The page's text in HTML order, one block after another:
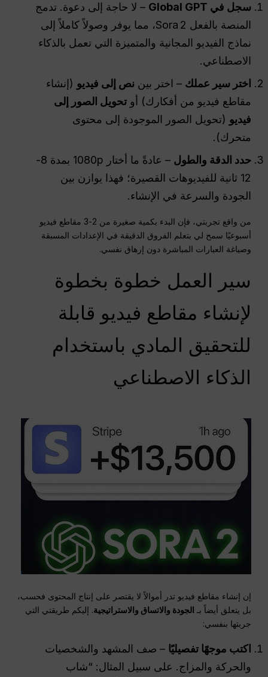
سجل في Global GPT
– لا حاجة إلى دعوة. تدمج
المنصة بالفعل Sora 2، مما يوفر وصولاً كاملاً إلى
نماذج الفيديو المجانية والمتميزة التي تعمل بالذكاء
الاصطناعي.
اختر سير عملك – اختر بين نص إلى فيديو (إنشاء
مقاطع فيديو من أفكارك) أوتحويل الصور إلى
فيديو (تحويل الصور الموجودة إلى محتوى
متحرك).
حدد الدقة والطول
– عادةً ما أختار 1080p بمدة 8-
12 ثانية للفيديوهات القصيرة؛ فهذا يوازن بين
الجودة والسرعة في الإنشاء.
من واقع تجربتي، فإن البدء بكمية صغيرة من 2-3 مقاطع فيديو
أسبوعيًا سمح لي بتعلم الفروق الدقيقة في الإعدادات المسبقة
وصياغة العبارات المباشرة دون إرهاق نفسي.
سير العمل خطوة بخطوة
لإنشاء مقاطع فيديو قابلة
للتحقيق المادي باستخدام
الذكاء الاصطناعي
إن إنشاء مقاطع فيديو تدر أموالاً لا يقتصر على إنتاج المحتوى فحسب،
بل يتعلق أيضاً بـ الجودة والاتساق والاستراتيجية. إليكم طريقتي التي
جربتها بنفسي:
اكتب موجهًا تفصيليًا – صف المشهد والشخصيات
والحركة والمزاج. على سبيل المثال: “شاب